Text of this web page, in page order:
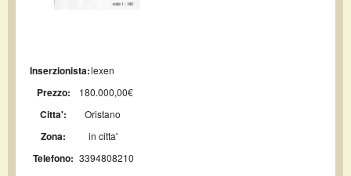
Inserzionista:lexen
Prezzo: 180.000,00€
Citta': Oristano
Zona: in citta'
Telefono: 3394808210